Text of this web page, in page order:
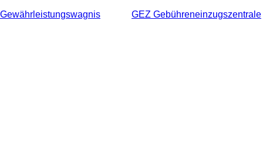
Gewährleistungswagnis
GEZ Gebühreneinzugszentrale